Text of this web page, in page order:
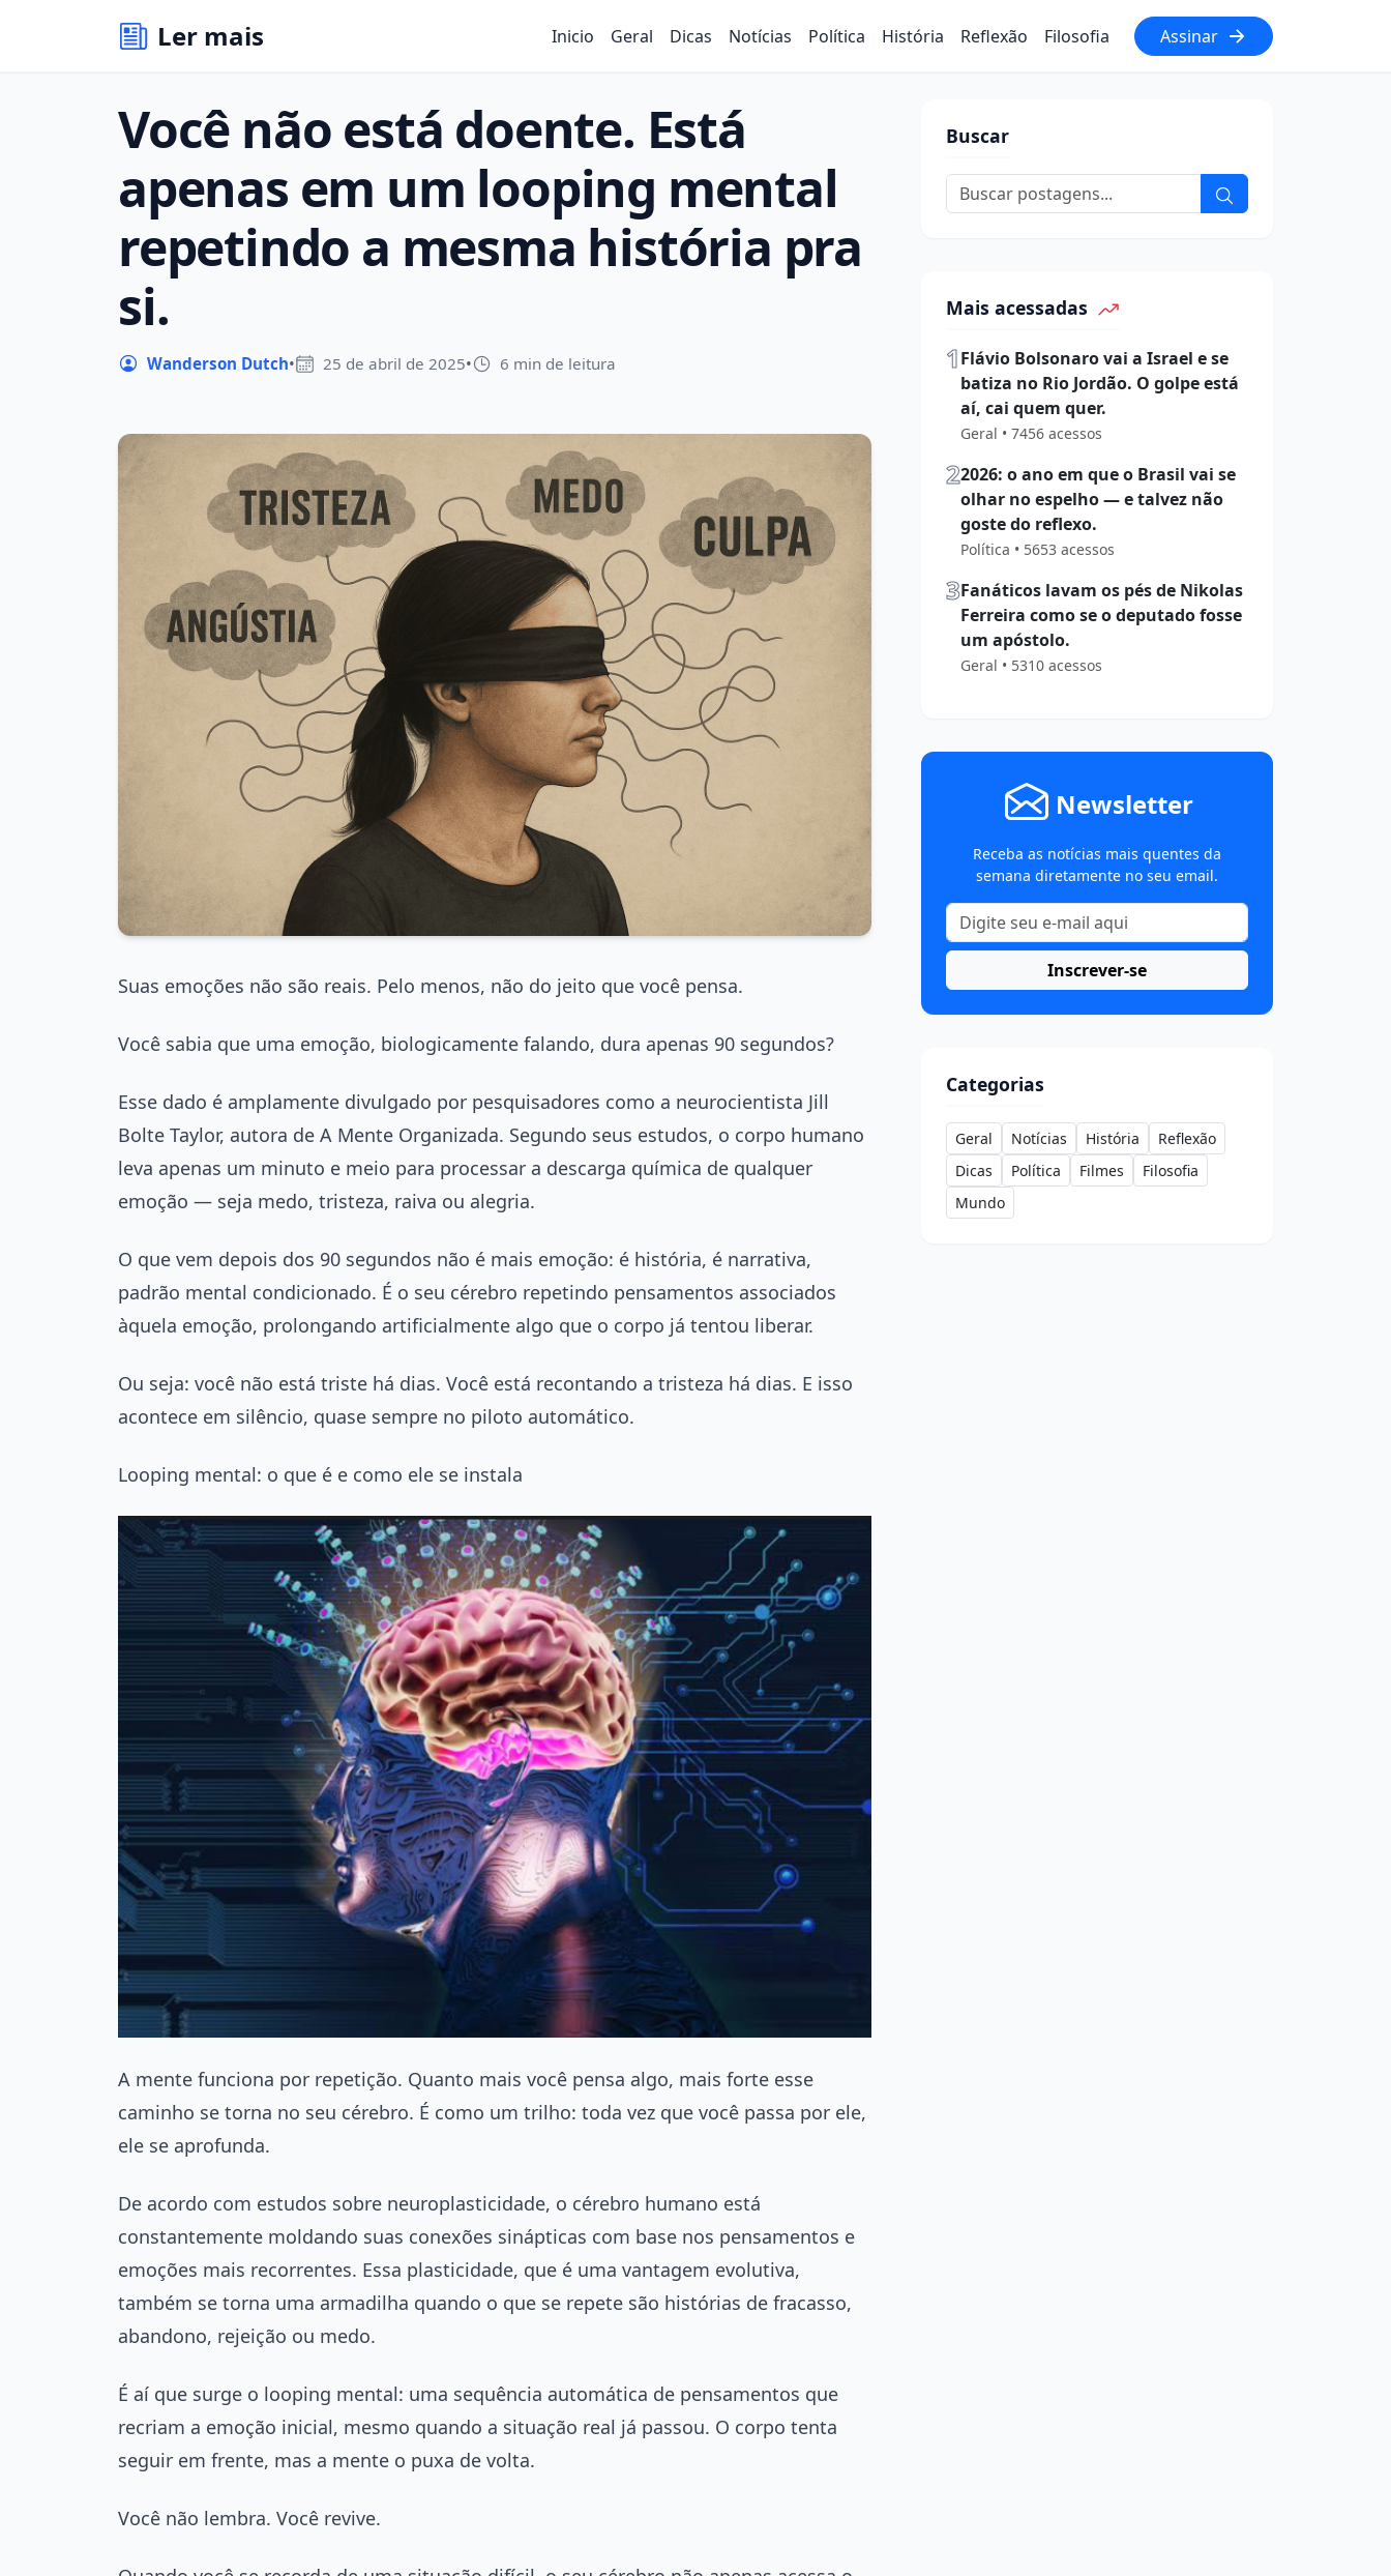
Ler mais Inicio Geral Dicas Notícias Política História Reflexão Filosofia Assinar
Você não está doente. Está
apenas em um looping mental
repetindo a mesma história pra
si.
Wanderson Dutch• 25 de abril de 2025• 6 min de leitura
Suas emoções não são reais. Pelo menos, não do jeito que você pensa.
Você sabia que uma emoção, biologicamente falando, dura apenas 90 segundos?
Esse dado é amplamente divulgado por pesquisadores como a neurocientista Jill
Bolte Taylor, autora de A Mente Organizada. Segundo seus estudos, o corpo humano
leva apenas um minuto e meio para processar a descarga química de qualquer
emoção — seja medo, tristeza, raiva ou alegria.
O que vem depois dos 90 segundos não é mais emoção: é história, é narrativa,
padrão mental condicionado. É o seu cérebro repetindo pensamentos associados
àquela emoção, prolongando artificialmente algo que o corpo já tentou liberar.
Ou seja: você não está triste há dias. Você está recontando a tristeza há dias. E isso
acontece em silêncio, quase sempre no piloto automático.
Looping mental: o que é e como ele se instala
A mente funciona por repetição. Quanto mais você pensa algo, mais forte esse
caminho se torna no seu cérebro. É como um trilho: toda vez que você passa por ele,
ele se aprofunda.
De acordo com estudos sobre neuroplasticidade, o cérebro humano está
constantemente moldando suas conexões sinápticas com base nos pensamentos e
emoções mais recorrentes. Essa plasticidade, que é uma vantagem evolutiva,
também se torna uma armadilha quando o que se repete são histórias de fracasso,
abandono, rejeição ou medo.
É aí que surge o looping mental: uma sequência automática de pensamentos que
recriam a emoção inicial, mesmo quando a situação real já passou. O corpo tenta
seguir em frente, mas a mente o puxa de volta.
Você não lembra. Você revive.
Buscar
Mais acessadas
1Flávio Bolsonaro vai a Israel e se
batiza no Rio Jordão. O golpe está
aí, cai quem quer.
Geral • 7456 acessos
22026: o ano em que o Brasil vai se
olhar no espelho — e talvez não
goste do reflexo.
Política • 5653 acessos
3Fanáticos lavam os pés de Nikolas
Ferreira como se o deputado fosse
um apóstolo.
Geral • 5310 acessos
Newsletter
Receba as notícias mais quentes da
semana diretamente no seu email.
Inscrever-se
Categorias
Geral Notícias História
Reflexão
Dicas
Política Filmes
Filosofia
Mundo